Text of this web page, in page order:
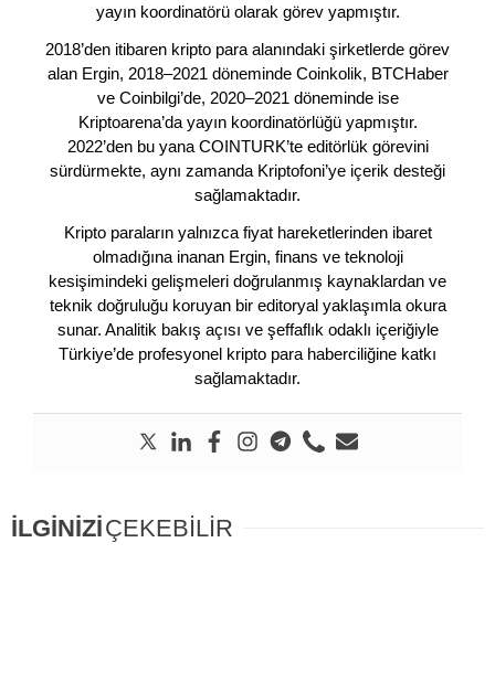
yayın koordinatörü olarak görev yapmıştır.
2018’den itibaren kripto para alanındaki şirketlerde görev
alan Ergin, 2018–2021 döneminde Coinkolik, BTCHaber
ve Coinbilgi’de, 2020–2021 döneminde ise
Kriptoarena’da yayın koordinatörlüğü yapmıştır.
2022’den bu yana COINTURK’te editörlük görevini
sürdürmekte, aynı zamanda Kriptofoni’ye içerik desteği
sağlamaktadır.
Kripto paraların yalnızca fiyat hareketlerinden ibaret
olmadığına inanan Ergin, finans ve teknoloji
kesişimindeki gelişmeleri doğrulanmış kaynaklardan ve
teknik doğruluğu koruyan bir editoryal yaklaşımla okura
sunar. Analitik bakış açısı ve şeffaflık odaklı içeriğiyle
Türkiye’de profesyonel kripto para haberciliğine katkı
sağlamaktadır.
İLGİNİZİÇEKEBİLİR